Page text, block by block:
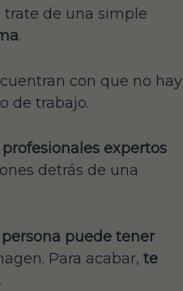
trate de una simple
.
con que no hay
de trabajo.
expertos
detrás de una
puede tener
Para acabar, te